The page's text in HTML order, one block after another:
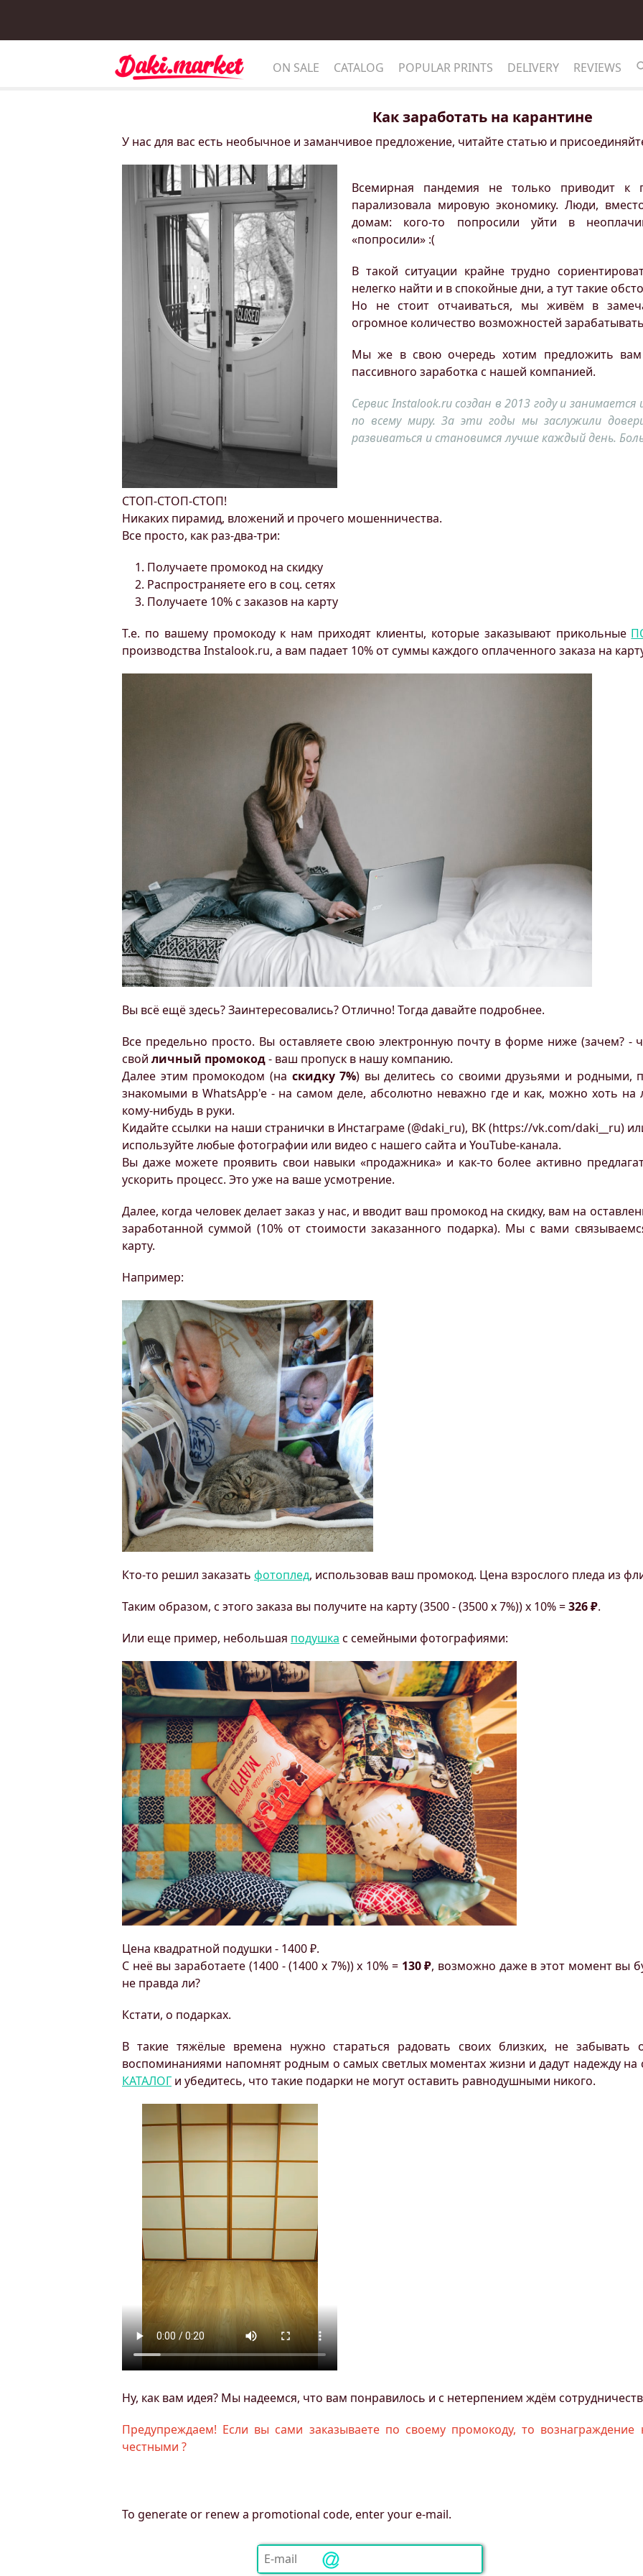
ON SALE CATALOG POPULAR PRINTS DELIVERY REVIEWS
Как заработать на карантине
У нас для вас есть необычное и заманчивое предложение, читайте статью и
Всемирная пандемия не только приводит к
парализовала мировую экономику. Люди,
домам: кого-то попросили уйти в
«попросили» :(
В такой ситуации крайне трудно
нелегко найти и в спокойные дни, а тут такие
Но не стоит отчаиваться, мы живём в
огромное количество возможностей
Мы же в свою очередь хотим предложить
пассивного заработка с нашей компанией.
Сервис Instalook.ru создан в 2013 году и
по всему миру. За эти годы мы заслужили
развиваться и становимся лучше каждый день.
СТОП-СТОП-СТОП!
Никаких пирамид, вложений и прочего мошенничества.
Все просто, как раз-два-три:
Получаете промокод на скидку
Распространяете его в соц. сетях
Получаете 10% с заказов на карту
Т.е. по вашему промокоду к нам приходят клиенты, которые заказывают прикольные
производства Instalook.ru, а вам падает 10% от суммы каждого оплаченного заказа на
Вы всё ещё здесь? Заинтересовались? Отлично! Тогда давайте подробнее.
Все предельно просто. Вы оставляете свою электронную почту в форме ниже (зачем? -
свой личный промокод- ваш пропуск в нашу компанию.
Далее этим промокодом (на скидку 7%) вы делитесь со своими друзьями и родными,
знакомыми в WhatsApp'e - на самом деле, абсолютно неважно где и как, можно хоть на
кому-нибудь в руки.
Кидайте ссылки на наши странички в Инстаграме (@daki_ru), ВК (https://vk.com/daki__ru)
используйте любые фотографии или видео с нашего сайта и YouTube-канала.
Вы даже можете проявить свои навыки «продажника» и как-то более активно
ускорить процесс. Это уже на ваше усмотрение.
Далее, когда человек делает заказ у нас, и вводит ваш промокод на скидку, вам на
заработанной суммой (10% от стоимости заказанного подарка). Мы с вами
карту.
Например:
Кто-то решил заказать фотоплед, использовав ваш промокод. Цена взрослого пледа из
Таким образом, с этого заказа вы получите на карту (3500 - (3500 х 7%)) х 10% =326 ₽.
Или еще пример, небольшая подушка с семейными фотографиями:
Цена квадратной подушки - 1400 ₽.
С неё вы заработаете (1400 - (1400 х 7%)) х 10% = 130 ₽, возможно даже в этот момент вы
не правда ли?
Кстати, о подарках.
В такие тяжёлые времена нужно стараться радовать своих близких, не
воспоминаниями напомнят родным о самых светлых моментах жизни и дадут надежду на
КАТАЛОГ и убедитесь, что такие подарки не могут оставить равнодушными никого.
Ну, как вам идея? Мы надеемся, что вам понравилось и с нетерпением ждём
Предупреждаем! Если вы сами заказываете по своему промокоду, то вознаграждение
честными ?
To generate or renew a promotional code, enter your e-mail.